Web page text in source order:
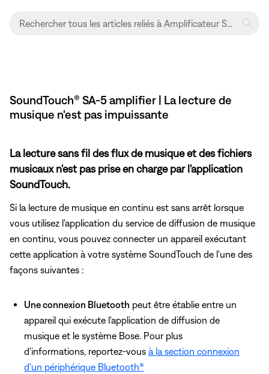
SoundTouch® SA-5 amplifier | La lecture de
musique n'est pas impuissante
La lecture sans fil des flux de musique et des fichiers
musicaux n'est pas prise en charge par l'application
SoundTouch.
Si la lecture de musique en continu est sans arrêt lorsque
vous utilisez l'application du service de diffusion de musique
en continu, vous pouvez connecter un appareil exécutant
cette application à votre système SoundTouch de l'une des
façons suivantes :
Une connexion Bluetooth peut être établie entre un
appareil qui exécute l'application de diffusion de
musique et le système Bose. Pour plus
d'informations, reportez-vous à la section connexion
d'un périphérique Bluetooth®